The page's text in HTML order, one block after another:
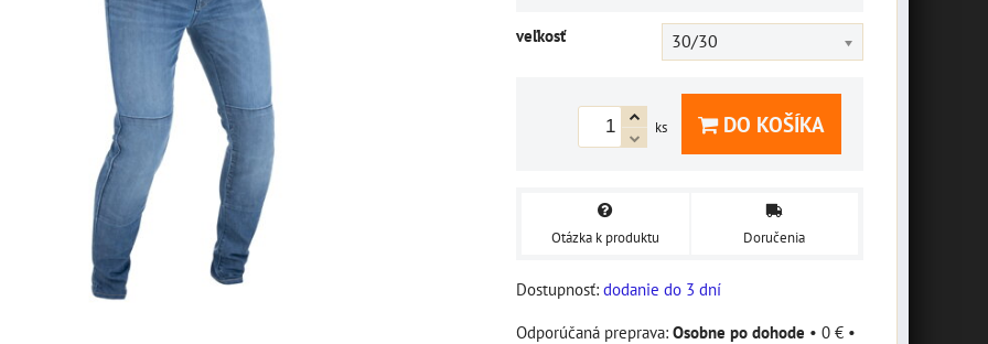
veľkosť 30/30
ks DO KOŠÍKA
Otázka k produktu Doručenia
Dostupnosť: dodanie do 3 dní
Osobne po dohode • 0 € •